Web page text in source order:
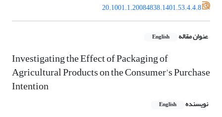
20.1001.1.20084838.1401.53.4.4.8
عنوان مقاله English
Investigating the Effect of Packaging of
Agricultural Products on the Consumer's Purchase
Intention
نویسنده English